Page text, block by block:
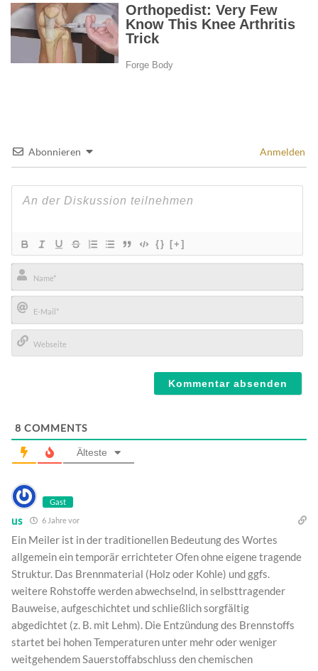
Abonnieren Anmelden
{} [+]
Name*
E-
Mail*
8 COMMENTS
Älteste
Gast
us 6 Jahre vor
Ein Meiler ist in der traditionellen Bedeutung des Wortes
allgemein ein temporär errichteter Ofen ohne eigene tragende
Struktur. Das Brennmaterial (Holz oder Kohle) und ggfs.
weitere Rohstoffe werden abwechselnd, in selbsttragender
Bauweise, aufgeschichtet und schließlich sorgfältig
abgedichtet (z. B. mit Lehm). Die Entzündung des Brennstoffs
startet bei hohen Temperaturen unter mehr oder weniger
weitgehendem Sauerstoffabschluss den chemischen